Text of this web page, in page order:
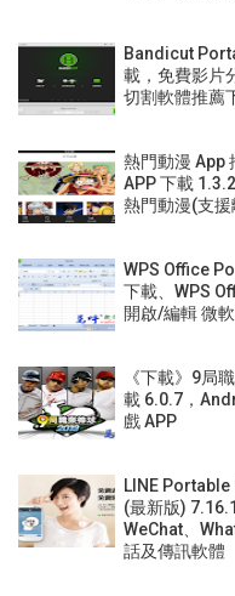
Bandicut
載，免費影片
切割軟體推薦
熱門動漫 App
APP 下載
熱門動漫(支
WPS Office
下載、WPS
開啟/編輯 微
《下載》9局
載 6.0.7，
戲 APP
LINE
(最新版)
WeChat、
話及傳訊軟體